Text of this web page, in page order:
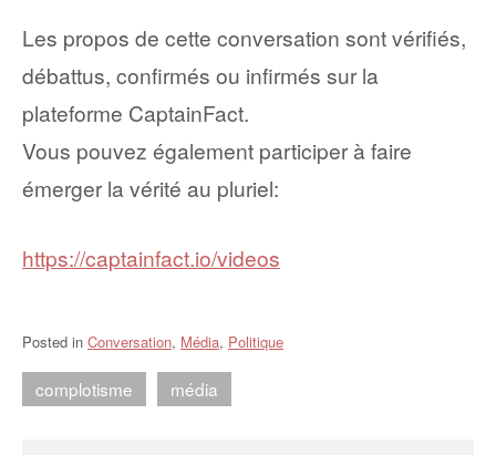
Les propos de cette conversation sont vérifiés,
débattus, confirmés ou infirmés sur la
plateforme CaptainFact.
Vous pouvez également participer à faire
émerger la vérité au pluriel:
https://captainfact.io/videos
Posted in Conversation, Média, Politique
complotisme média